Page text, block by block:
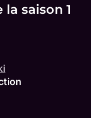
saison 1